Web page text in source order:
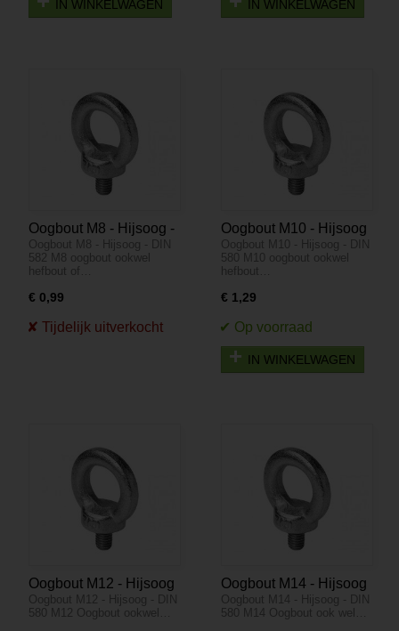
IN WINKELWAGEN IN WINKELWAGEN
Oogbout M8 - Hijsoog -
DIN 582
Oogbout M8 - Hijsoog - DIN
582 M8 oogbout ookwel
hefbout of…
€ 0,99
Oogbout M10 - Hijsoog
- DIN 580
Oogbout M10 - Hijsoog - DIN
580 M10 oogbout ookwel
hefbout…
€ 1,29
IN WINKELWAGEN
Oogbout M12 - Hijsoog
- DIN 580
Oogbout M12 - Hijsoog - DIN
580 M12 Oogbout ookwel…
Oogbout M14 - Hijsoog
- DIN 580
Oogbout M14 - Hijsoog - DIN
580 M14 Oogbout ook wel…